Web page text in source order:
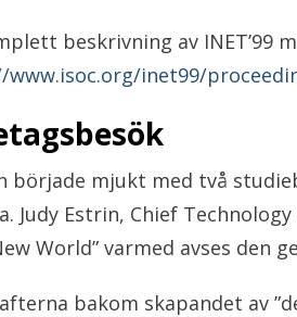
beskrivning av
inet99/
började mjukt med två
Judy Estrin, Chief
World” varmed avses den
bakom skapandet av